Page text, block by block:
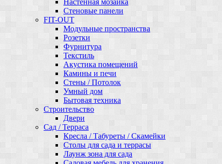
Стеновые панели
FIT-OUT
Модульные пространства
Розетки
Фурнитура
Текстиль
Акустика помещений
Камины и печи
Стены / Потолок
Умный дом
Бытовая техника
Строительство
Двери
Сад / Терраса
Кресла / Табуреты / Скамейки
Столы для сада и террасы
Лаунж зона для сада